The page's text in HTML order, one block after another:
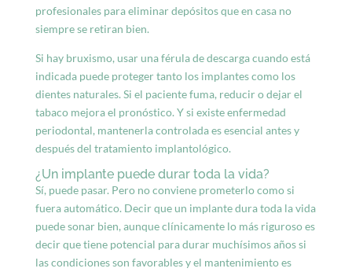
profesionales para eliminar depósitos que en casa no
siempre se retiran bien.
Si hay bruxismo, usar una férula de descarga cuando está
indicada puede proteger tanto los implantes como los
dientes naturales. Si el paciente fuma, reducir o dejar el
tabaco mejora el pronóstico. Y si existe enfermedad
periodontal, mantenerla controlada es esencial antes y
después del tratamiento implantológico.
¿Un implante puede durar toda la vida?
Sí, puede pasar. Pero no conviene prometerlo como si
fuera automático. Decir que un implante dura toda la vida
puede sonar bien, aunque clínicamente lo más riguroso es
decir que tiene potencial para durar muchísimos años si
las condiciones son favorables y el mantenimiento es